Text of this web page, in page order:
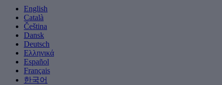
English
Català
Čeština
Dansk
Deutsch
Ελληνικά
Español
Français
한국어